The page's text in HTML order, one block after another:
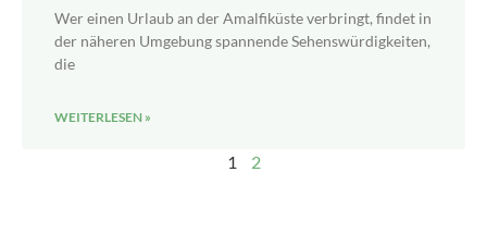
Wer einen Urlaub an der Amalfiküste verbringt, findet in
der näheren Umgebung spannende Sehenswürdigkeiten,
die
WEITERLESEN »
1 2